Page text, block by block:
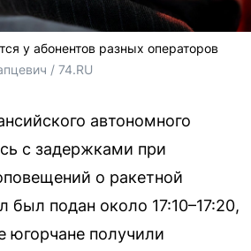
у абонентов разных операторов
/ 74.RU
автономного
с задержками при
о ракетной
был подан около 17:10–17:20,
югорчане получили